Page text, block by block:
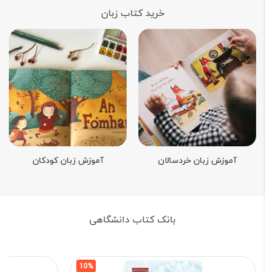
خرید کتاب زبان
آموزش زبان خردسالان آموزش زبان کودکان
بانک کتاب دانشگاهی
10%